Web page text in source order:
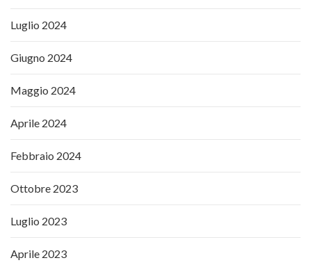
Luglio 2024
Giugno 2024
Maggio 2024
Aprile 2024
Febbraio 2024
Ottobre 2023
Luglio 2023
Aprile 2023